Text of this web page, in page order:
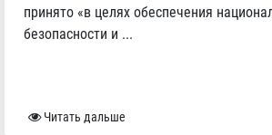
принято «в целях обеспечения
безопасности и ...
Читать дальше